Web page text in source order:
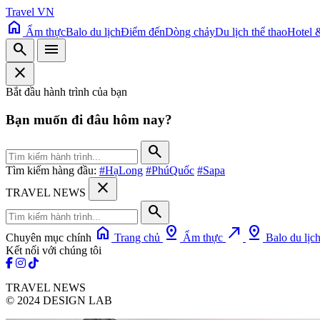
Travel VN
home Ẩm thựcBalo du lịchĐiểm đếnDòng chảyDu lịch thể thaoHotel
search
menu
close
Bắt đầu hành trình của bạn
Bạn muốn đi đâu hôm nay?
search
Tìm kiếm hàng đầu: #HạLong #PhúQuốc #Sapa
TRAVEL NEWS
close
search
Chuyên mục chính home Trang chủ pin_drop Ẩm thực north_east pin_drop Balo du lịch
Kết nối với chúng tôi
TRAVEL NEWS
© 2024 DESIGN LAB